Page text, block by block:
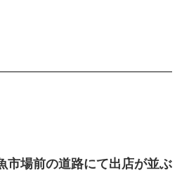
市場前の道路にて出店が並ぶ